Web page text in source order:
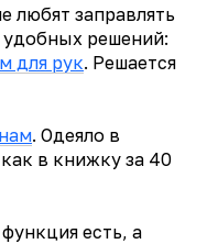
любят заправлять
удобных решений:
для рук. Решается
. Одеяло в
в книжку за 40
есть, а